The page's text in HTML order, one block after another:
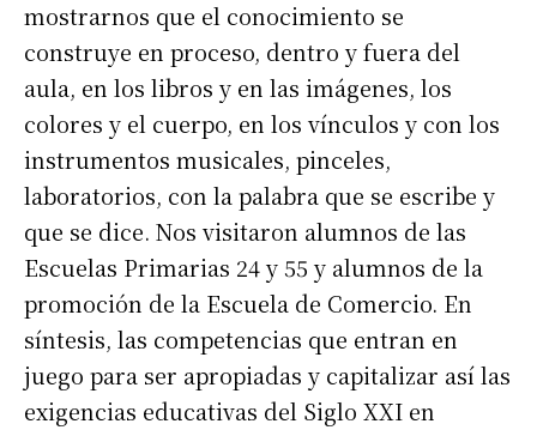
Suscribirme gratis
Dirección de correo electrónico *
Nombre
Apellidos
Número de teléfono
mostrarnos que el conocimiento se
construye en proceso, dentro y fuera del
aula, en los libros y en las imágenes, los
colores y el cuerpo, en los vínculos y con los
instrumentos musicales, pinceles,
laboratorios, con la palabra que se escribe y
que se dice. Nos visitaron alumnos de las
Escuelas Primarias 24 y 55 y alumnos de la
promoción de la Escuela de Comercio. En
síntesis, las competencias que entran en
juego para ser apropiadas y capitalizar así las
exigencias educativas del Siglo XXI en